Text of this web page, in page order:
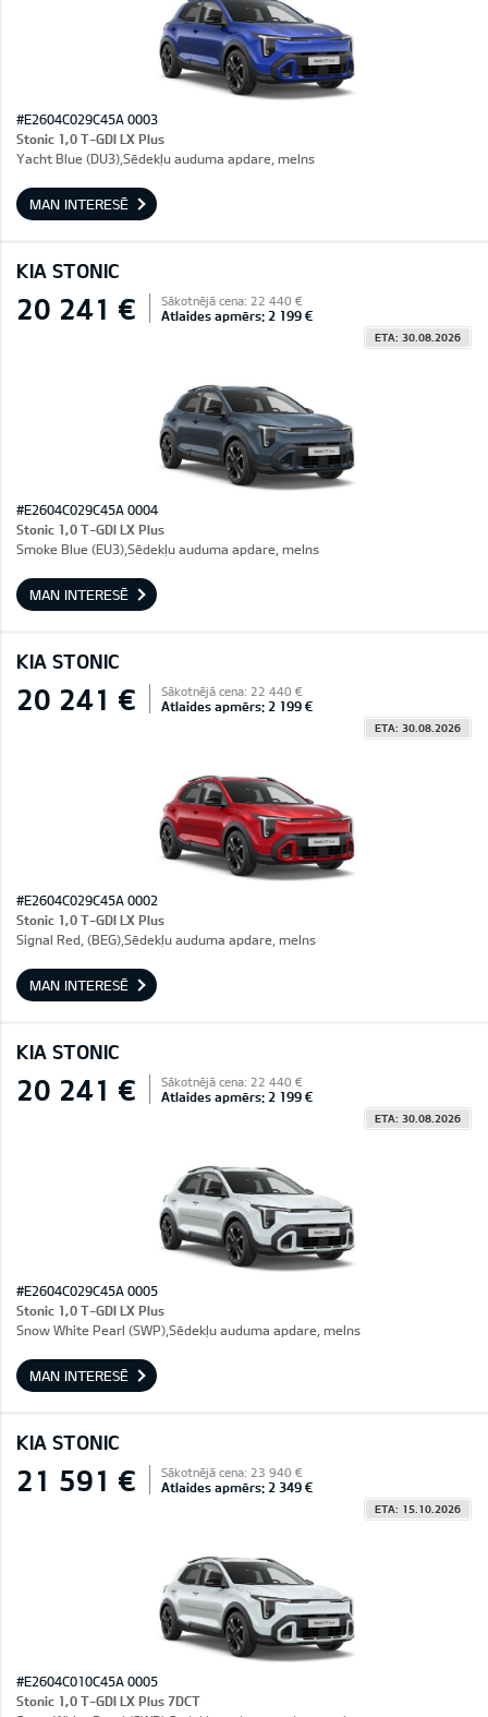
#E2604C029C45A 0003
Stonic 1,0 T-GDI LX Plus
Yacht Blue (DU3),Sēdekļu auduma apdare, melns
MAN INTERESĒ
KIA STONIC
20 241 € Sākotnējā cena: 22 440 €
Atlaides apmērs: 2 199 €
ETA: 30.08.2026
#E2604C029C45A 0004
Stonic 1,0 T-GDI LX Plus
Smoke Blue (EU3),Sēdekļu auduma apdare, melns
MAN INTERESĒ
KIA STONIC
20 241 € Sākotnējā cena: 22 440 €
Atlaides apmērs: 2 199 €
ETA: 30.08.2026
#E2604C029C45A 0002
Stonic 1,0 T-GDI LX Plus
Signal Red, (BEG),Sēdekļu auduma apdare, melns
MAN INTERESĒ
KIA STONIC
20 241 € Sākotnējā cena: 22 440 €
Atlaides apmērs: 2 199 €
ETA: 30.08.2026
#E2604C029C45A 0005
Stonic 1,0 T-GDI LX Plus
Snow White Pearl (SWP),Sēdekļu auduma apdare, melns
MAN INTERESĒ
KIA STONIC
21 591 € Sākotnējā cena: 23 940 €
Atlaides apmērs: 2 349 €
ETA: 15.10.2026
#E2604C010C45A 0005
Stonic 1,0 T-GDI LX Plus 7DCT